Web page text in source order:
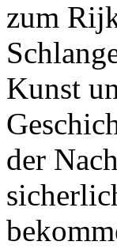
zum
Kunst
der